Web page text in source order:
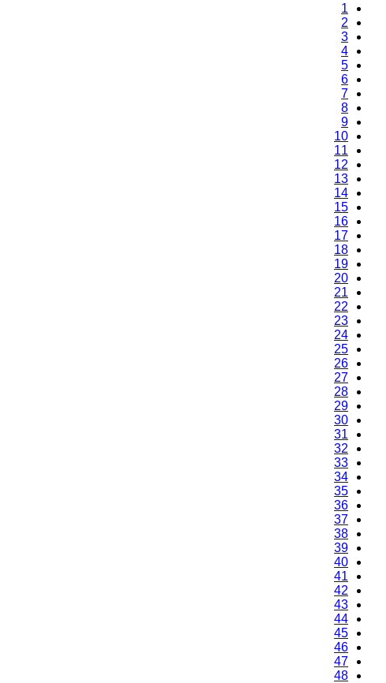
1
2
3
4
5
6
7
8
9
10
11
12
13
14
15
16
17
18
19
20
21
22
23
24
25
26
27
28
29
30
31
32
33
34
35
36
37
38
39
40
41
42
43
44
45
46
47
48